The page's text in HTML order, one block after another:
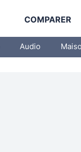
COMPARER
Audio